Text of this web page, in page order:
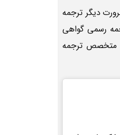
دیگر ترجمه
رسمی گواهی
و متخصص ترجمه